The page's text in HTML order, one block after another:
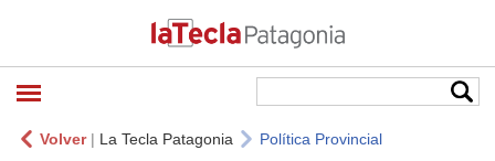
Volver| La Tecla Patagonia Política Provincial